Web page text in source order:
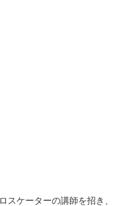
スケーターの講師を招き、